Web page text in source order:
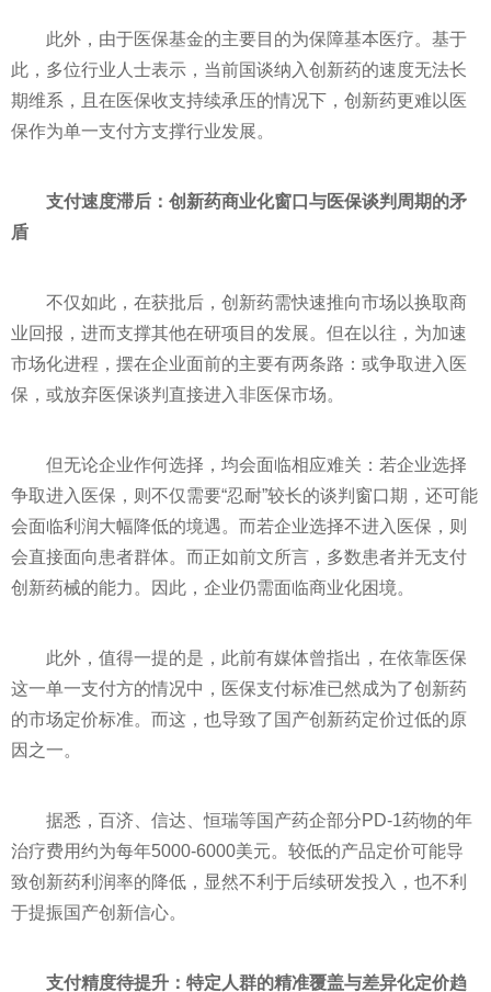
此外，由于医保基金的主要目的为保障基本医疗。基于
此，多位行业人士表示，当前国谈纳入创新药的速度无法长
期维系，且在医保收支持续承压的情况下，创新药更难以医
保作为单一支付方支撑行业发展。
支付速度滞后：创新药商业化窗口与医保谈判周期的矛
盾
不仅如此，在获批后，创新药需快速推向市场以换取商
业回报，进而支撑其他在研项目的发展。但在以往，为加速
市场化进程，摆在企业面前的主要有两条路：或争取进入医
保，或放弃医保谈判直接进入非医保市场。
但无论企业作何选择，均会面临相应难关：若企业选择
争取进入医保，则不仅需要“忍耐”较长的谈判窗口期，还可能
会面临利润大幅降低的境遇。而若企业选择不进入医保，则
会直接面向患者群体。而正如前文所言，多数患者并无支付
创新药械的能力。因此，企业仍需面临商业化困境。
此外，值得一提的是，此前有媒体曾指出，在依靠医保
这一单一支付方的情况中，医保支付标准已然成为了创新药
的市场定价标准。而这，也导致了国产创新药定价过低的原
因之一。
据悉，百济、信达、恒瑞等国产药企部分PD-1药物的年
治疗费用约为每年5000-6000美元。较低的产品定价可能导
致创新药利润率的降低，显然不利于后续研发投入，也不利
于提振国产创新信心。
支付精度待提升：特定人群的精准覆盖与差异化定价趋